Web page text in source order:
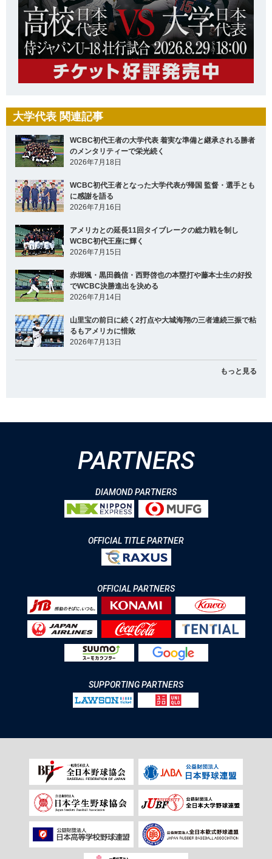
大学代表 関連記事
WCBC初代王者の大学代表 着実な準備と継承される勝者
のメンタリティーで栄光続く
2026年7月18日
WCBC初代王者となった大学代表が帰国 監督・選手とも
に感謝を語る
2026年7月16日
アメリカとの延長11回タイブレークの総力戦を制し
WCBC初代王座に輝く
2026年7月15日
赤堀颯・黒田義信・西野啓也の本塁打や藤本士生の好投
でWCBC決勝進出を決める
2026年7月14日
山里宝の前日に続く2打点や大城海翔の三者連続三振で粘
るもアメリカに惜敗
2026年7月13日
もっと見る
PARTNERS
DIAMOND PARTNERS
OFFICIAL TITLE PARTNER
OFFICIAL PARTNERS
SUPPORTING PARTNERS